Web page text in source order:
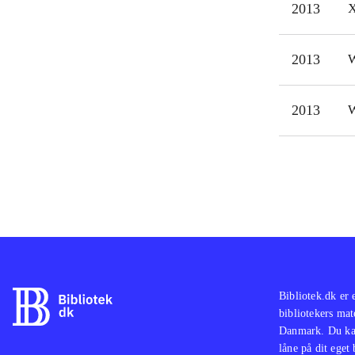
2013
2013
2013
Bibliotek.dk er
bibliotekers
Danmark. Du
låne på dit